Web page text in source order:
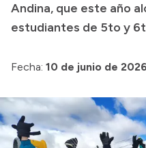
Consulta de
Consulta de pago a
Login
Andina, que este año
estudiantes de 5to y
Fecha: 10 de junio de 2026